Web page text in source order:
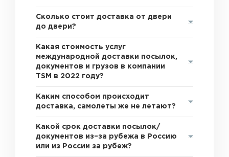
Сколько стоит доставка от двери
до двери?
Какая стоимость услуг
международной доставки посылок,
документов и грузов в компании
TSM в 2022 году?
Каким способом происходит
доставка, самолеты же не летают?
Какой срок доставки посылок/
документов из–за рубежа в Россию
или из России за рубеж?